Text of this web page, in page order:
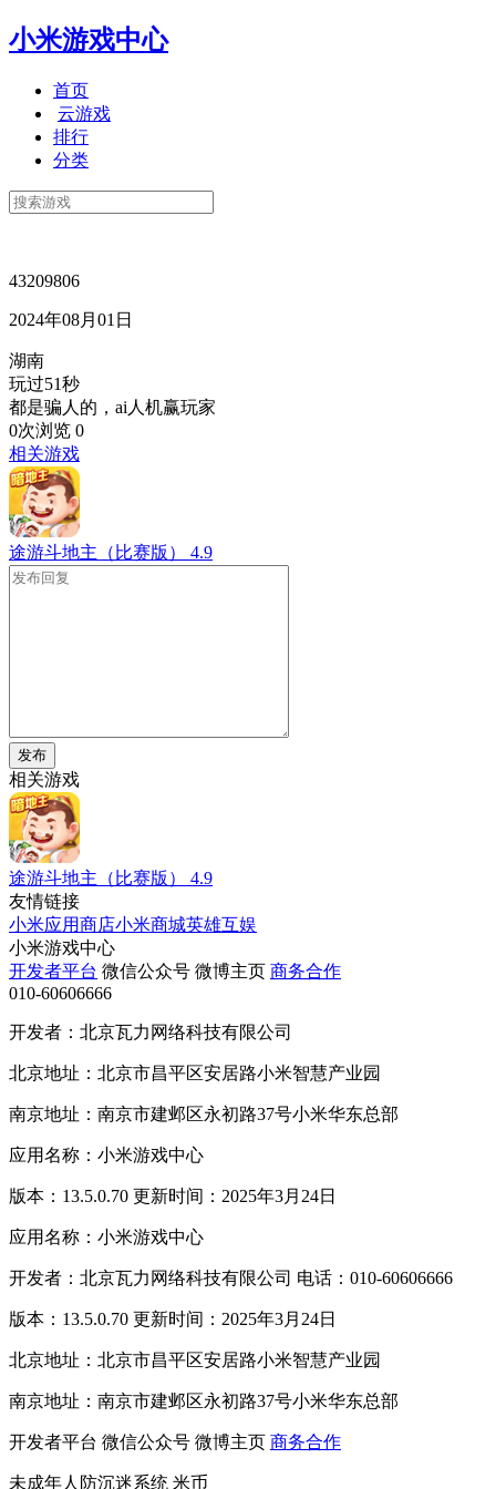
小米游戏中心
首页
云游戏
排行
分类
43209806
2024年08月01日
湖南
玩过51秒
都是骗人的，ai人机赢玩家
0次浏览 0
相关游戏
途游斗地主（比赛版） 4.9
发布
相关游戏
途游斗地主（比赛版）
4.9
友情链接
小米应用商店小米商城英雄互娱
小米游戏中心
开发者平台 微信公众号 微博主页 商务合作
010-60606666
开发者：北京瓦力网络科技有限公司
北京地址：北京市昌平区安居路小米智慧产业园
南京地址：南京市建邺区永初路37号小米华东总部
应用名称：小米游戏中心
版本：13.5.0.70 更新时间：2025年3月24日
应用名称：小米游戏中心
开发者：北京瓦力网络科技有限公司 电话：010-60606666
版本：13.5.0.70 更新时间：2025年3月24日
北京地址：北京市昌平区安居路小米智慧产业园
南京地址：南京市建邺区永初路37号小米华东总部
开发者平台 微信公众号 微博主页 商务合作
未成年人防沉迷系统 米币